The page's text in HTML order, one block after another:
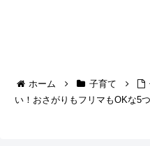
ホーム 子育て
い！おさがりもフリマもOKな5